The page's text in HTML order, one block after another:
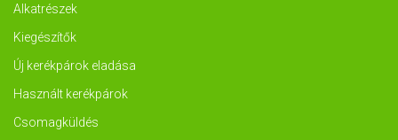
Alkatrészek
Kiegészítők
Új kerékpárok eladása
Használt kerékpárok
Csomagküldés